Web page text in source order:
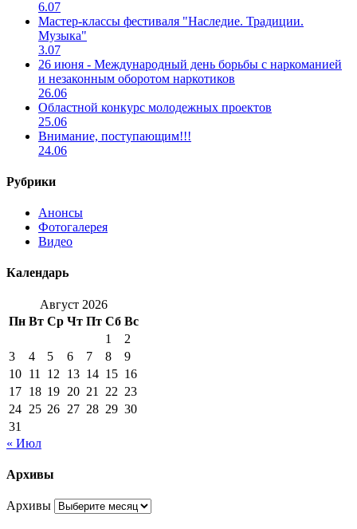
6.07
Мастер-классы фестиваля "Наследие. Традиции.
Музыка"
3.07
26 июня - Международный день борьбы с наркоманией
и незаконным оборотом наркотиков
26.06
Областной конкурс молодежных проектов
25.06
Внимание, поступающим!!!
24.06
Рубрики
Анонсы
Фотогалерея
Видео
Календарь
Август 2026
Пн Вт Ср Чт Пт Сб Вс
1
2
3
4 5 6 7 8
9
10 11 12 13 14 15 16
17 18 19 20 21 22 23
24 25 26 27 28 29 30
31
« Июл
Архивы
Архивы